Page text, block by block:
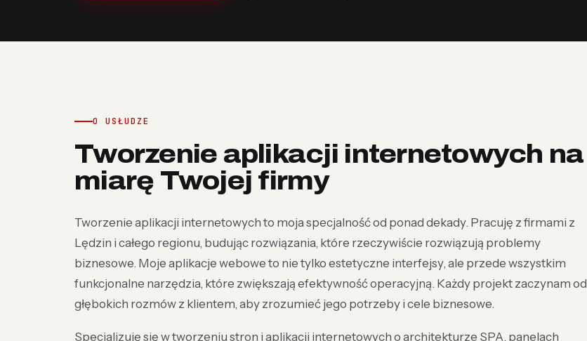
O USŁUDZE
Tworzenie aplikacji internetowych na
miarę Twojej firmy
Tworzenie aplikacji internetowych to moja specjalność od ponad dekady. Pracuję z firmami z
Lędzin i całego regionu, budując rozwiązania, które rzeczywiście rozwiązują problemy
biznesowe. Moje aplikacje webowe to nie tylko estetyczne interfejsy, ale przede wszystkim
funkcjonalne narzędzia, które zwiększają efektywność operacyjną. Każdy projekt zaczynam od
głębokich rozmów z klientem, aby zrozumieć jego potrzeby i cele biznesowe.
Specjalizuję się w tworzeniu stron i aplikacji internetowych o architekturze SPA, panelach